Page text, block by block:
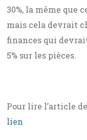
30%, la même que
mais cela devrait
finances qui
5% sur les pièces.
Pour lire l’article
lien